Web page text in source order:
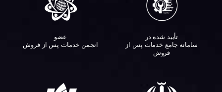
تأیید شده در
سامانه جامع خدمات پس از
فروش
عضو
انجمن خدمات پس از فروش